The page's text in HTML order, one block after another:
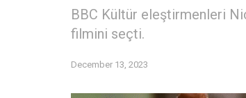
BBC Kültür eleştirmenleri
filmini seçti.
December 13, 2023